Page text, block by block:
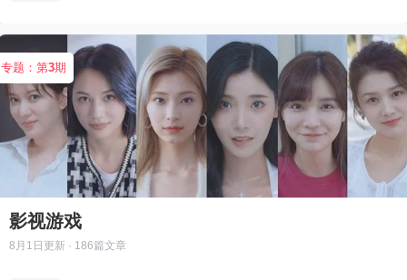
专题：第3期
影视游戏
8月1日 更新 · 186篇文章